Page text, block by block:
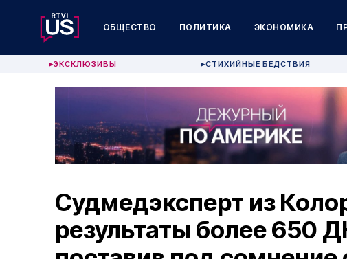
ОБЩЕСТВО ПОЛИТИКА ЭКОНОМИКА
▶ЭКСКЛЮЗИВЫ ▶СТИХИЙНЫЕ БЕДСТВИЯ
Судмедэксперт из
результаты более 650